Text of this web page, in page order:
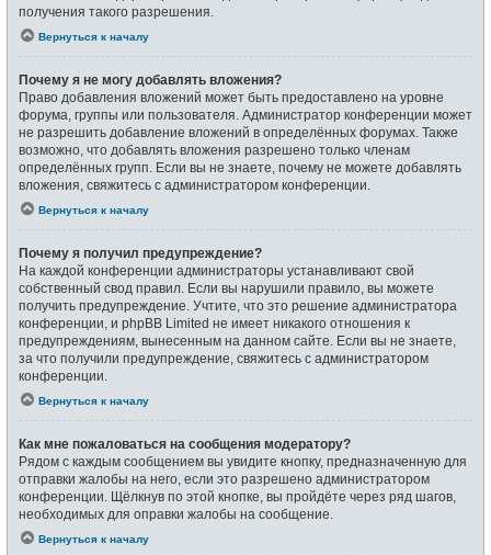
получения такого разрешения.
Вернуться к началу
Почему я не могу добавлять вложения?
Право добавления вложений может быть предоставлено на уровне
форума, группы или пользователя. Администратор конференции может
не разрешить добавление вложений в определённых форумах. Также
возможно, что добавлять вложения разрешено только членам
определённых групп. Если вы не знаете, почему не можете добавлять
вложения, свяжитесь с администратором конференции.
Вернуться к началу
Почему я получил предупреждение?
На каждой конференции администраторы устанавливают свой
собственный свод правил. Если вы нарушили правило, вы можете
получить предупреждение. Учтите, что это решение администратора
конференции, и phpBB Limited не имеет никакого отношения к
предупреждениям, вынесенным на данном сайте. Если вы не знаете,
за что получили предупреждение, свяжитесь с администратором
конференции.
Вернуться к началу
Как мне пожаловаться на сообщения модератору?
Рядом с каждым сообщением вы увидите кнопку, предназначенную для
отправки жалобы на него, если это разрешено администратором
конференции. Щёлкнув по этой кнопке, вы пройдёте через ряд шагов,
необходимых для оправки жалобы на сообщение.
Вернуться к началу